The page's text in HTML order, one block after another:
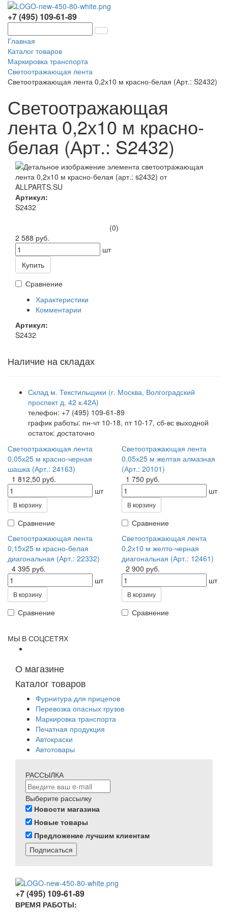
+7 (495) 109-61-89
Главная
Каталог товаров
Маркировка транспорта
Светоотражающая лента
Светоотражающая лента 0,2х10 м красно-белая (Арт.: S2432)
Светоотражающая
лента 0,2х10 м красно-
белая (Арт.: S2432)
Артикул:
S2432
(0)
2 588 руб.
шт
Купить
Сравнение
Характеристики
Комментарии
Артикул:
S2432
Наличие на складах
Склад м. Текстильщики (г. Москва, Волгоградский
проспект д. 42 к.42А)
телефон: +7 (495) 109-61-89
график работы: пн-чт 10-18, пт 10-17, сб-вс выходной
остаток: достаточно
Светоотражающая лента
0,05х25 м красно-черная
шашка (Арт.: 24163)
1 812,50 руб.
шт
В корзину
Сравнение
Светоотражающая лента
0,05х25 м желтая алмазная
(Арт.: 20101)
1 750 руб.
шт
В корзину
Сравнение
Светоотражающая лента
0,15х25 м красно-белая
диагональная (Арт.: 22332)
4 395 руб.
шт
В корзину
Сравнение
Светоотражающая лента
0,2х10 м желто-черная
диагональная (Арт.: 12461)
2 900 руб.
шт
В корзину
Сравнение
МЫ В СОЦСЕТЯХ
О магазине
Каталог товаров
Фурнитура для прицепов
Перевозка опасных грузов
Маркировка транспорта
Печатная продукция
Автокраски
Автотовары
РАССЫЛКА
Выберите рассылку
Новости магазина
Новые товары
Предложение лучшим клиентам
Подписаться
+7 (495) 109-61-89
ВРЕМЯ РАБОТЫ: